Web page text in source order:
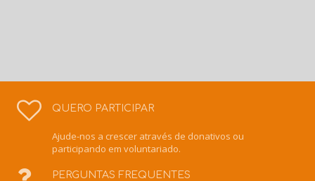
QUERO PARTICIPAR
Ajude-nos a crescer através de donativos ou
participando em voluntariado.
PERGUNTAS FREQUENTES